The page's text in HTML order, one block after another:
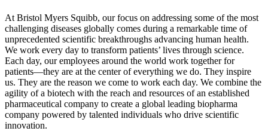
At Bristol Myers Squibb, our focus on addressing some of the most
challenging diseases globally comes during a remarkable time of
unprecedented scientific breakthroughs advancing human health.
We work every day to transform patients’ lives through science.
Each day, our employees around the world work together for
patients—they are at the center of everything we do. They inspire
us. They are the reason we come to work each day. We combine the
agility of a biotech with the reach and resources of an established
pharmaceutical company to create a global leading biopharma
company powered by talented individuals who drive scientific
innovation.